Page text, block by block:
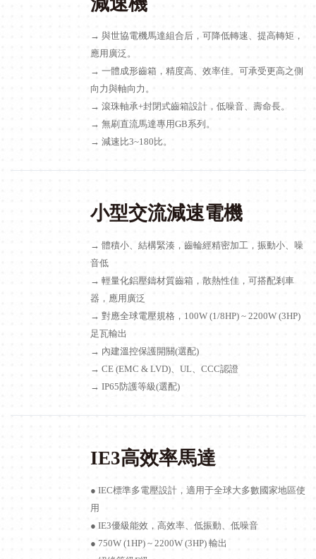
→ 與世協電機馬達組合后，可降低轉速、提高轉矩，
應用廣泛。
→ 一體成形齒箱，精度高、效率佳。可承受更高之側
向力與軸向力。
→ 滾珠軸承+封閉式齒箱設計，低噪音、壽命長。
→ 無刷直流馬達專用GB系列。
→ 減速比3~180比。
小型交流減速電機
→ 體積小、結構緊湊，齒輪經精密加工，振動小、噪
音低
→ 輕量化鋁壓鑄材質齒箱，散熱性佳，可搭配剎車
器，應用廣泛
→ 對應全球電壓規格，100W (1/8HP) ~ 2200W (3HP)
足瓦輸出
→ 內建溫控保護開關(選配)
→ CE (EMC & LVD)、UL、CCC認證
→ IP65防護等級(選配)
IE3高效率馬達
● IEC標準多電壓設計，適用于全球大多數國家地區使
用
● IE3優級能效，高效率、低振動、低噪音
● 750W (1HP) ~ 2200W (3HP) 輸出